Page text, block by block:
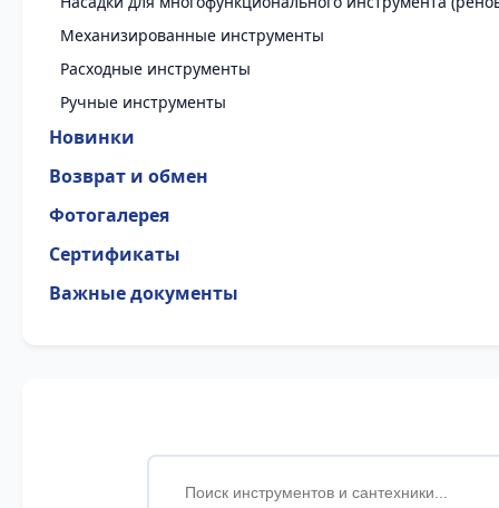
Механизированные инструменты
Расходные инструменты
Ручные инструменты
Новинки
Возврат и обмен
Фотогалерея
Сертификаты
Важные документы